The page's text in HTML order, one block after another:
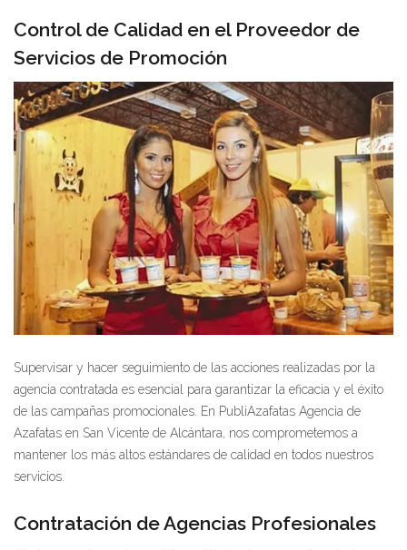
Control de Calidad en el Proveedor de
Servicios de Promoción
Supervisar y hacer seguimiento de las acciones realizadas por la
agencia contratada es esencial para garantizar la eficacia y el éxito
de las campañas promocionales. En PubliAzafatas Agencia de
Azafatas en San Vicente de Alcántara, nos comprometemos a
mantener los más altos estándares de calidad en todos nuestros
servicios.
Contratación de Agencias Profesionales